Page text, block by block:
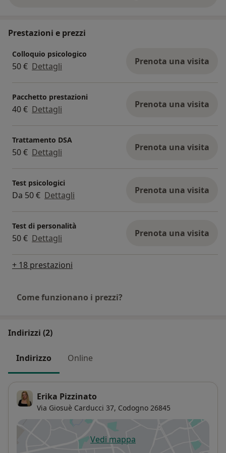
Prestazioni e prezzi
Colloquio psicologico
50 € Dettagli Prenota una visita
Pacchetto prestazioni
40 € Dettagli Prenota una visita
Trattamento DSA
50 € Dettagli Prenota una visita
Test psicologici
Da 50 € Dettagli Prenota una visita
Test di personalità
50 € Dettagli Prenota una visita
+ 18 prestazioni
Come funzionano i prezzi?
Indirizzi (2)
Indirizzo Online
Erika Pizzinato
Via Giosuè Carducci 37, Codogno 26845
Vedi mappasi apre in una nuova scheda